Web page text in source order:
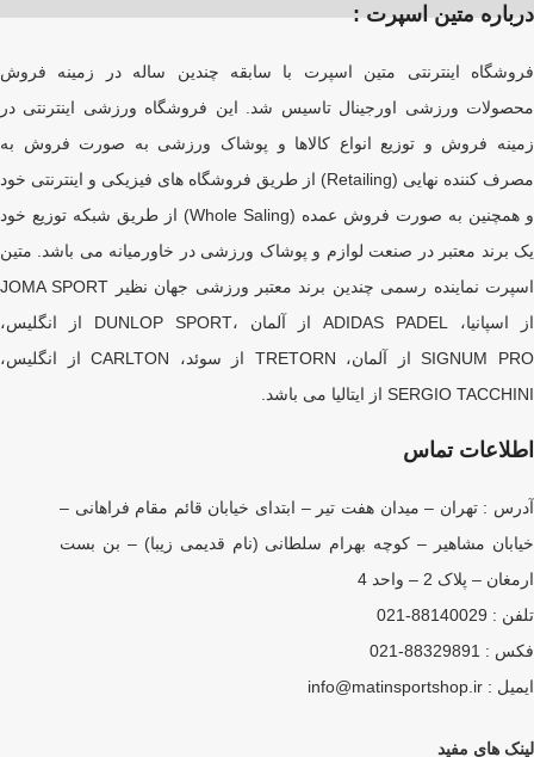
درباره متین اسپرت :
فروشگاه اینترنتی متین اسپرت با سابقه چندین ساله در زمینه فروش
محصولات ورزشی اورجینال تاسیس شد. این فروشگاه ورزشی اینترنتی در
زمینه فروش و توزیع انواع کالاها و پوشاک ورزشی به صورت فروش به
مصرف کننده نهایی (Retailing) از طریق فروشگاه های فیزیکی و اینترنتی خود
و همچنین به صورت فروش عمده (Whole Saling) از طریق شبکه توزیع خود
یک برند معتبر در صنعت لوازم و پوشاک ورزشی در خاورمیانه می باشد. متین
اسپرت نماینده رسمی چندین برند معتبر ورزشی جهان نظیر JOMA SPORT
از اسپانیا، ADIDAS PADEL از آلمان ،DUNLOP SPORT از انگلیس،
SIGNUM PRO از آلمان، TRETORN از سوئد، CARLTON از انگلیس،
SERGIO TACCHINI از ایتالیا می باشد.
اطلاعات تماس
آدرس : تهران – میدان هفت تیر – ابتدای خیابان قائم مقام فراهانی –
خیابان مشاهیر – کوچه بهرام سلطانی (نام قدیمی زیبا) – بن بست
ارمغان – پلاک 2 – واحد 4
تلفن : 88140029-021
فکس : 88329891-021
ایمیل : info@matinsportshop.ir
لینک های مفید